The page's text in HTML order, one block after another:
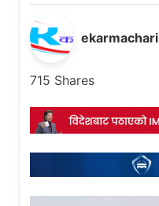
ekarmachari
715 Shares